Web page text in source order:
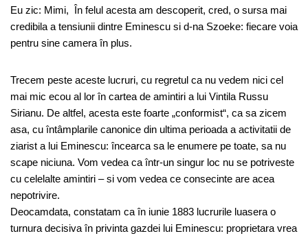
Eu zic: Mimi, În felul acesta am descoperit, cred, o sursa mai
credibila a tensiunii dintre Eminescu si d-na Szoeke: fiecare voia
pentru sine camera în plus.
Trecem peste aceste lucruri, cu regretul ca nu vedem nici cel
mai mic ecou al lor în cartea de amintiri a lui Vintila Russu
Sirianu. De altfel, acesta este foarte „conformist“, ca sa zicem
asa, cu întâmplarile canonice din ultima perioada a activitatii de
ziarist a lui Eminescu: încearca sa le enumere pe toate, sa nu
scape niciuna. Vom vedea ca într-un singur loc nu se potriveste
cu celelalte amintiri – si vom vedea ce consecinte are acea
nepotrivire.
Deocamdata, constatam ca în iunie 1883 lucrurile luasera o
turnura decisiva în privinta gazdei lui Eminescu: proprietara vrea